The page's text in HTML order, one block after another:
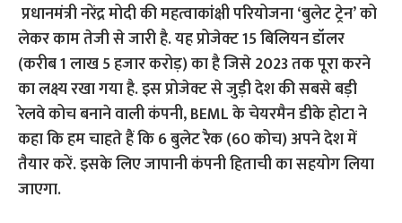
प्रधानमंत्री नरेंद्र मोदी की महत्वाकांक्षी परियोजना ‘बुलेट ट्रेन’ को
लेकर काम तेजी से जारी है. यह प्रोजेक्ट 15 बिलियन डॉलर
(करीब 1 लाख 5 हजार करोड़) का है जिसे 2023 तक पूरा करने
का लक्ष्य रखा गया है. इस प्रोजेक्ट से जुड़ी देश की सबसे बड़ी
रेलवे कोच बनाने वाली कंपनी, BEML के चेयरमैन डीके होटा ने
कहा कि हम चाहते हैं कि 6 बुलेट रैक (60 कोच) अपने देश में
तैयार करें. इसके लिए जापानी कंपनी हिताची का सहयोग लिया
जाएगा.